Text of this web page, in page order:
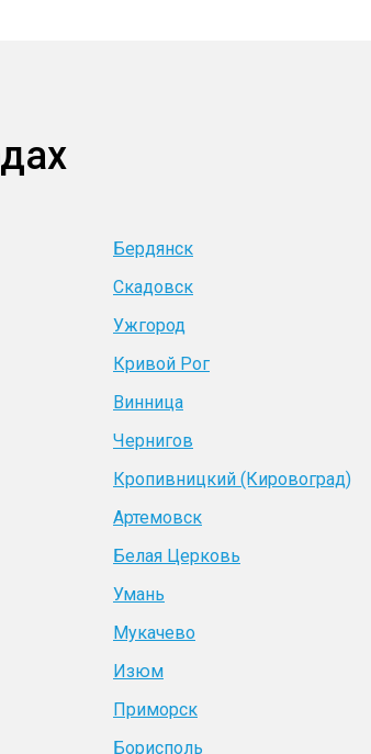
Бердянск
Скадовск
Ужгород
Кривой Рог
Винница
Чернигов
Кропивницкий (Кировоград)
Артемовск
Белая Церковь
Умань
Мукачево
Изюм
Приморск
Борисполь